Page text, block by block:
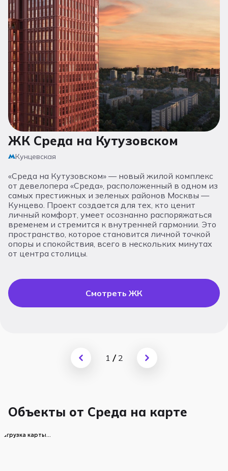
ЖК Среда на Кутузовском
Кунцевская
«Среда на Кутузовском» — новый жилой комплекс
от девелопера «Среда», расположенный в одном из
самых престижных и зеленых районов Москвы —
Кунцево. Проект создается для тех, кто ценит
личный комфорт, умеет осознанно распоряжаться
временем и стремится к внутренней гармонии. Это
пространство, которое становится личной точкой
опоры и спокойствия, всего в нескольких минутах
от центра столицы.
Смотреть ЖК
1 / 2
Объекты от Среда на карте
загрузка карты...